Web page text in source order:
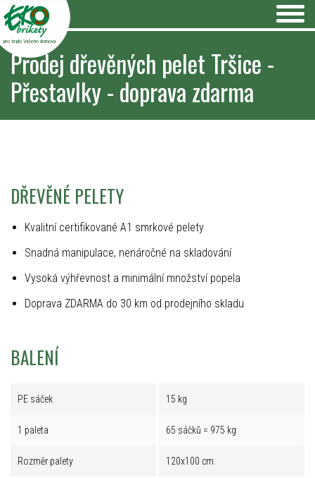
pro teplo Vašeho domova
Prodej dřevěných pelet Tršice -
Přestavlky - doprava zdarma
DŘEVĚNÉ PELETY
Kvalitní certifikované A1 smrkové pelety
Snadná manipulace, nenáročné na skladování
Vysoká výhřevnost a minimální množství popela
Doprava ZDARMA do 30 km od prodejního skladu
BALENÍ
PE sáček 15 kg
1 paleta 65 sáčků = 975 kg
Rozměr palety 120x100 cm